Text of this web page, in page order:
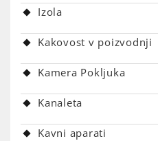
Izola
Kakovost v poizvodnji
Kamera Pokljuka
Kanaleta
Kavni aparati